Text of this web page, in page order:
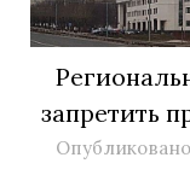
запретить